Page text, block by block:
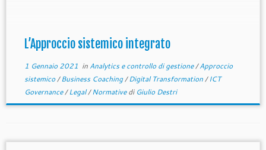
L’Approccio sistemico integrato
1 Gennaio 2021 in Analytics e controllo di gestione/Approccio
sistemico/Business Coaching/Digital Transformation/ICT
Governance/Legal/Normativedi Giulio Destri